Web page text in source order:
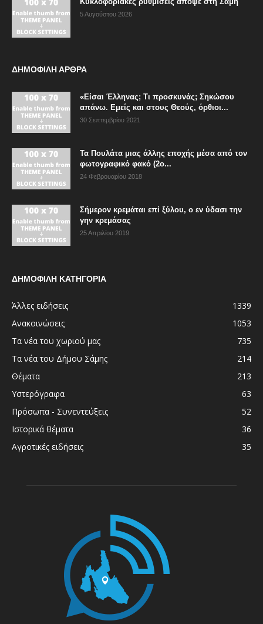
5 Αυγούστου 2026
ΔΗΜΟΦΙΛΗ ΑΡΘΡΑ
«Είσαι Έλληνας; Τι προσκυνάς; Σηκώσου
απάνω. Εμείς και στους Θεούς, όρθιοι...
30 Σεπτεμβρίου 2021
Τα Πουλάτα μιας άλλης εποχής μέσα από τον
φωτογραφικό φακό (2ο...
24 Φεβρουαρίου 2018
Σήμερον κρεμάται επί ξύλου, ο εν ύδασι την
γην κρεμάσας
25 Απριλίου 2019
ΔΗΜΟΦΙΛΗ ΚΑΤΗΓΟΡΙΑ
Άλλες ειδήσεις
1339
Ανακοινώσεις
1053
Τα νέα του χωριού μας
735
Τα νέα του Δήμου Σάμης
214
Θέματα
213
Υστερόγραφα
63
Πρόσωπα - Συνεντεύξεις
52
Ιστορικά θέματα
36
Αγροτικές ειδήσεις
35